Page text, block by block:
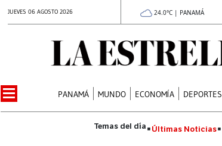
JUEVES 06 AGOSTO 2026 24.0°C | PANAMÁ
PANAMÁ MUNDO ECONOMÍA DEPORTES
Últimas Noticias